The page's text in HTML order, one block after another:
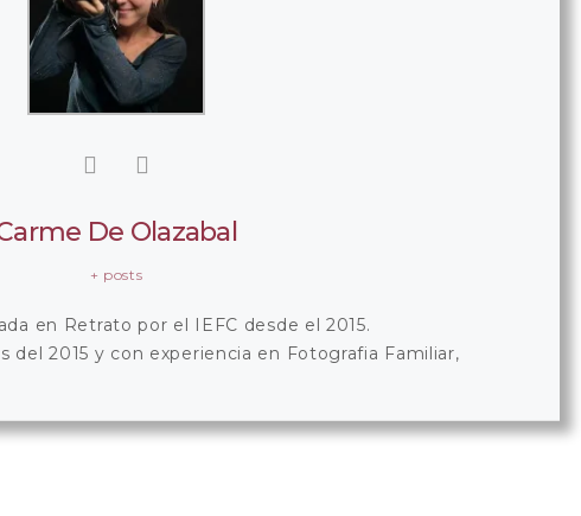
De Olazabal
+ posts
en Retrato por el IEFC desde el 2015.
del 2015 y con experiencia en Fotografia Familiar,